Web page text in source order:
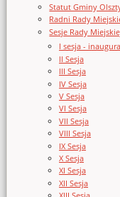
Statut Gminy
Radni Rady
Sesje Rady
I sesja -
II Sesja
III Sesja
IV Sesja
V Sesja
VI Sesja
VII Sesja
VIII Sesja
IX Sesja
X Sesja
XI Sesja
XII Sesja